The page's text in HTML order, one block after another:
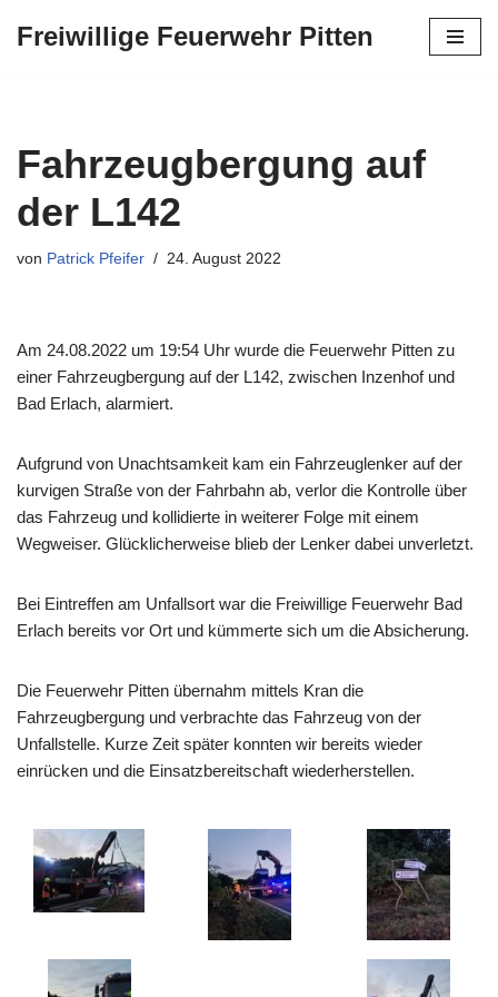
Freiwillige Feuerwehr Pitten
Fahrzeugbergung auf
der L142
von Patrick Pfeifer 24. August 2022
Am 24.08.2022 um 19:54 Uhr wurde die Feuerwehr Pitten zu
einer Fahrzeugbergung auf der L142, zwischen Inzenhof und
Bad Erlach, alarmiert.
Aufgrund von Unachtsamkeit kam ein Fahrzeuglenker auf der
kurvigen Straße von der Fahrbahn ab, verlor die Kontrolle über
das Fahrzeug und kollidierte in weiterer Folge mit einem
Wegweiser. Glücklicherweise blieb der Lenker dabei unverletzt.
Bei Eintreffen am Unfallsort war die Freiwillige Feuerwehr Bad
Erlach bereits vor Ort und kümmerte sich um die Absicherung.
Die Feuerwehr Pitten übernahm mittels Kran die
Fahrzeugbergung und verbrachte das Fahrzeug von der
Unfallstelle. Kurze Zeit später konnten wir bereits wieder
einrücken und die Einsatzbereitschaft wiederherstellen.